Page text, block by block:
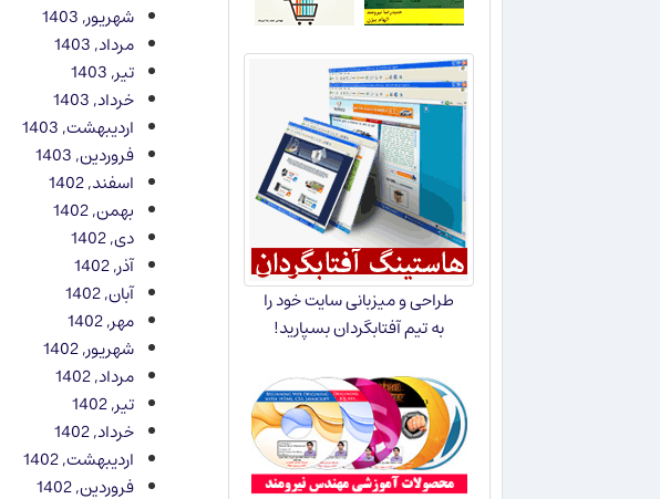
شهریور, 1403
مرداد, 1403
تیر, 1403
خرداد, 1403
اردیبهشت, 1403
فروردین, 1403
اسفند, 1402
بهمن, 1402
دی, 1402
آذر, 1402
آبان, 1402
مهر, 1402
شهریور, 1402
مرداد, 1402
تیر, 1402
خرداد, 1402
اردیبهشت, 1402
فروردین, 1402
طراحی و میزبانی سایت خود را
به تیم آفتابگردان بسپارید!